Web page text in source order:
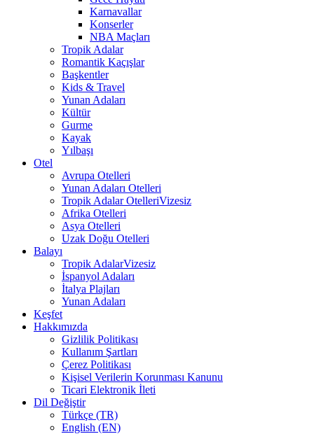
Karnavallar
Konserler
NBA Maçları
Tropik Adalar
Romantik Kaçışlar
Başkentler
Kids & Travel
Yunan Adaları
Kültür
Gurme
Kayak
Yılbaşı
Otel
Avrupa Otelleri
Yunan Adaları Otelleri
Tropik Adalar OtelleriVizesiz
Afrika Otelleri
Asya Otelleri
Uzak Doğu Otelleri
Balayı
Tropik AdalarVizesiz
İspanyol Adaları
İtalya Plajları
Yunan Adaları
Keşfet
Hakkımızda
Gizlilik Politikası
Kullanım Şartları
Çerez Politikası
Kişisel Verilerin Korunması Kanunu
Ticari Elektronik İleti
Dil Değiştir
Türkçe (TR)
English (EN)